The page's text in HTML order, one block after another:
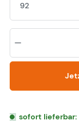
92
sofort lieferbar: